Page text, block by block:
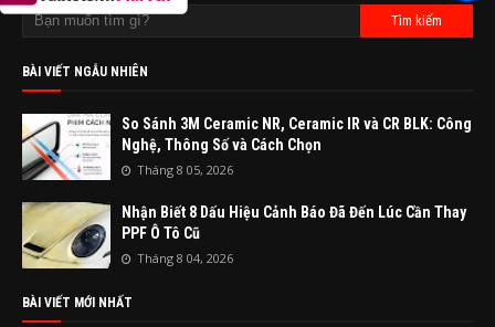
BÀI VIẾT NGẪU NHIÊN
So Sánh 3M Ceramic NR, Ceramic IR và CR BLK: Công
Nghệ, Thông Số và Cách Chọn
Tháng 8 05, 2026
Nhận Biết 8 Dấu Hiệu Cảnh Báo Đã Đến Lúc Cần Thay
PPF Ô Tô Cũ
Tháng 8 04, 2026
BÀI VIẾT MỚI NHẤT